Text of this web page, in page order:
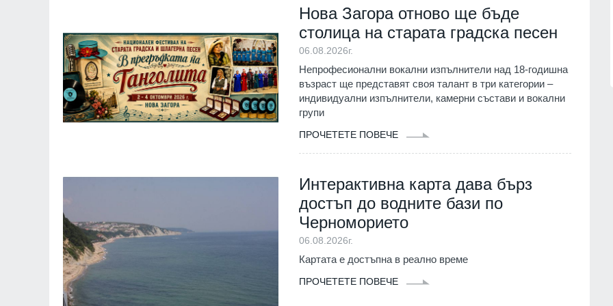
Нова Загора отново ще бъде
столица на старата градска песен
06.08.2026г.
Непрофесионални вокални изпълнители над 18-годишна
възраст ще представят своя талант в три категории –
индивидуални изпълнители, камерни състави и вокални
групи
ПРОЧЕТЕТЕ ПОВЕЧЕ
Интерактивна карта дава бърз
достъп до водните бази по
Черноморието
06.08.2026г.
Картата е достъпна в реално време
ПРОЧЕТЕТЕ ПОВЕЧЕ
31.07.2026г.
корабоплавателния път в
участък на р. Дунав
Русе